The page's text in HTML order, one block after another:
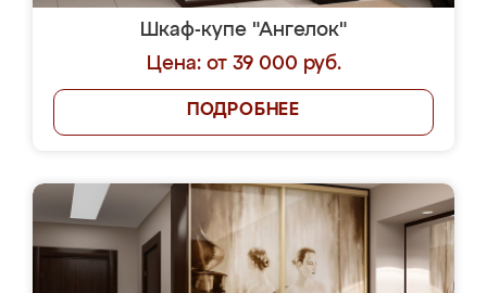
Шкаф-купе "Ангелок"
Цена: от 39 000 руб.
ПОДРОБНЕЕ